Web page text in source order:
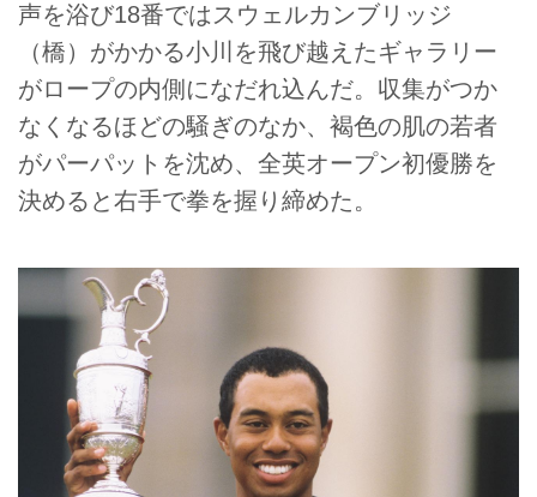
声を浴び18番ではスウェルカンブリッジ
（橋）がかかる小川を飛び越えたギャラリー
がロープの内側になだれ込んだ。収集がつか
なくなるほどの騒ぎのなか、褐色の肌の若者
がパーパットを沈め、全英オープン初優勝を
決めると右手で拳を握り締めた。